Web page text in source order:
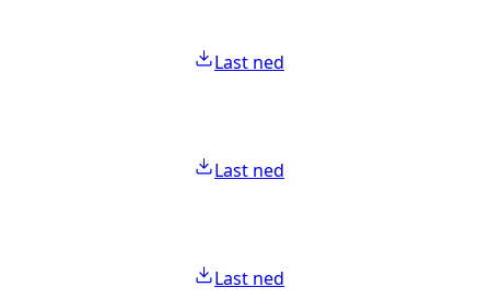
Last ned
Last ned
Last ned